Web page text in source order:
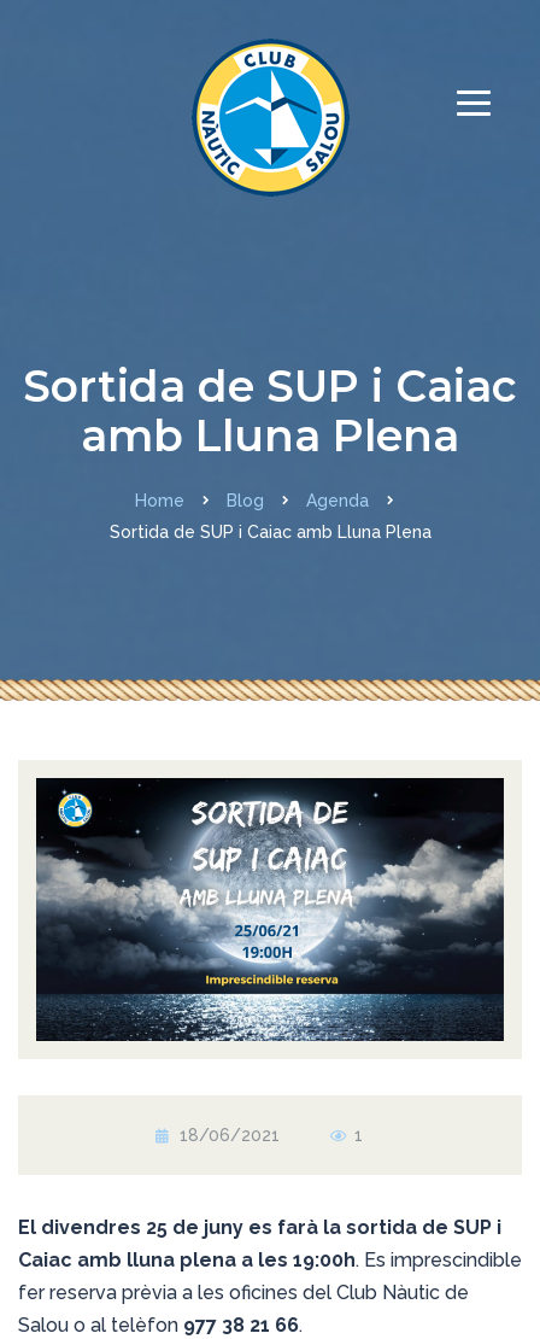
Sortida de SUP i Caiac
amb Lluna Plena
Home Blog
Agenda
Sortida de SUP i Caiac amb Lluna Plena
18/06/2021 1
El divendres 25 de juny es farà la sortida de SUP i
Caiac amb lluna plena a les 19:00h. Es imprescindible
fer reserva prèvia a les oficines del Club Nàutic de
Salou o al telèfon 977 38 21 66.